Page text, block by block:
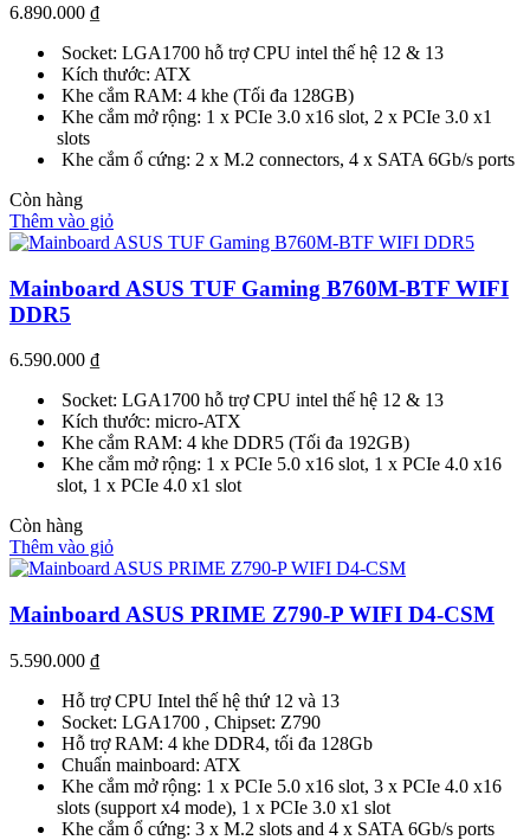
6.890.000 ₫
Socket: LGA1700 hỗ trợ CPU intel thế hệ 12 & 13
Kích thước: ATX
Khe cắm RAM: 4 khe (Tối đa 128GB)
Khe cắm mở rộng: 1 x PCIe 3.0 x16 slot, 2 x PCIe 3.0 x1
slots
Khe cắm ổ cứng: 2 x M.2 connectors, 4 x SATA 6Gb/s ports
Còn hàng
Thêm vào giỏ
Mainboard ASUS TUF Gaming B760M-BTF WIFI
DDR5
6.590.000 ₫
Socket: LGA1700 hỗ trợ CPU intel thế hệ 12 & 13
Kích thước: micro-ATX
Khe cắm RAM: 4 khe DDR5 (Tối đa 192GB)
Khe cắm mở rộng: 1 x PCIe 5.0 x16 slot, 1 x PCIe 4.0 x16
slot, 1 x PCIe 4.0 x1 slot
Còn hàng
Thêm vào giỏ
Mainboard ASUS PRIME Z790-P WIFI D4-CSM
5.590.000 ₫
Hỗ trợ CPU Intel thế hệ thứ 12 và 13
Socket: LGA1700 , Chipset: Z790
Hỗ trợ RAM: 4 khe DDR4, tối đa 128Gb
Chuẩn mainboard: ATX
Khe cắm mở rộng: 1 x PCIe 5.0 x16 slot, 3 x PCIe 4.0 x16
slots (support x4 mode), 1 x PCIe 3.0 x1 slot
Khe cắm ổ cứng: 3 x M.2 slots and 4 x SATA 6Gb/s ports